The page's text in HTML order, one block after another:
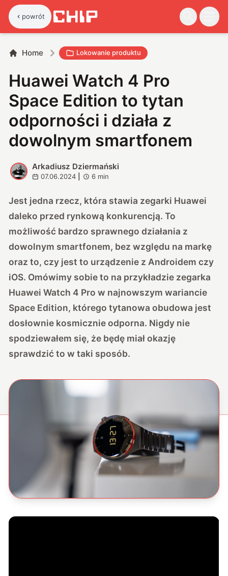
powrót
Home Lokowanie produktu
Huawei Watch 4 Pro
Space Edition to tytan
odporności i działa z
dowolnym smartfonem
A
Arkadiusz Dziermański
07.06.2024 6 min
Jest jedna rzecz, która stawia zegarki Huawei
daleko przed rynkową konkurencją. To
możliwość bardzo sprawnego działania z
dowolnym smartfonem, bez względu na markę
oraz to, czy jest to urządzenie z Androidem czy
iOS. Omówimy sobie to na przykładzie zegarka
Huawei Watch 4 Pro w najnowszym wariancie
Space Edition, którego tytanowa obudowa jest
dosłownie kosmicznie odporna. Nigdy nie
spodziewałem się, że będę miał okazję
sprawdzić to w taki sposób.